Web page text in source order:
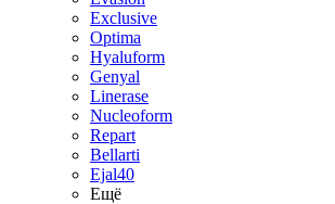
Exclusive
Optima
Hyaluform
Genyal
Linerase
Nucleoform
Repart
Bellarti
Ejal40
Ещё